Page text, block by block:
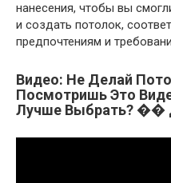
нанесения, чтобы вы
и создать потолок,
предпочтениям и
Видео: Не Делай
Посмотришь Это
Лучше Выбрать? ��